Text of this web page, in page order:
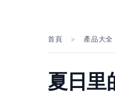
首頁 > 產品大全
夏日里